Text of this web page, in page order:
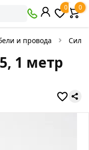
0 0
и провода
1 метр